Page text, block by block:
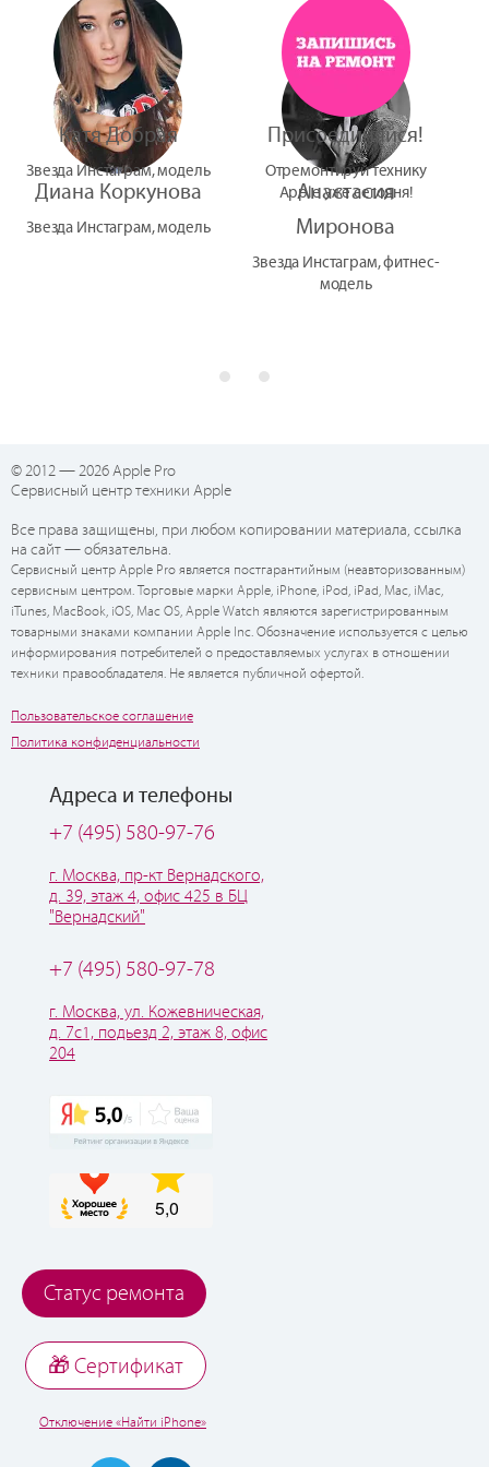
Диана Коркунова
Звезда Инстаграм, модель
Анастасия
Миронова
Звезда Инстаграм, фитнес-
модель
Катя Добрая
Звезда Инстаграм, модель
Присоединяйся!
Отремонтируй технику
Apple уже сегодня!
© 2012 — 2026 Apple Pro
Сервисный центр техники Apple
Все права защищены, при любом копировании материала, ссылка
на сайт — обязательна.
Сервисный центр Apple Pro является постгарантийным (неавторизованным)
сервисным центром. Торговые марки Apple, iPhone, iPod, iPad, Mac, iMac,
iTunes, MacBook, iOS, Mac OS, Apple Watch являются зарегистрированным
товарными знаками компании Apple Inc. Обозначение используется с целью
информирования потребителей о предоставляемых услугах в отношении
техники правообладателя. Не является публичной офертой.
Пользовательское соглашение
Политика конфиденциальности
Адреса и телефоны
+7 (495) 580-97-76
г. Москва, пр-кт Вернадского,
д. 39, этаж 4, офис 425 в БЦ
"Вернадский"
+7 (495) 580-97-78
г. Москва, ул. Кожевническая,
д. 7с1, подьезд 2, этаж 8, офис
204
Статус ремонта
🎁 Cертификат
Отключение «Найти iPhone»